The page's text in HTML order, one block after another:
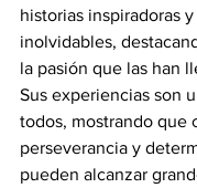
historias inspiradoras
inolvidables,
la pasión que las han
Sus experiencias son
todos, mostrando que
perseverancia y
pueden alcanzar